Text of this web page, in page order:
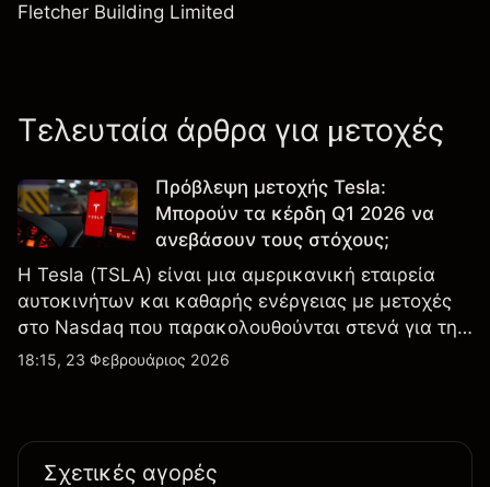
Fletcher Building Limited
Τελευταία άρθρα για μετοχές
Πρόβλεψη μετοχής Tesla:
Μπορούν τα κέρδη Q1 2026 να
ανεβάσουν τους στόχους;
Η Tesla (TSLA) είναι μια αμερικανική εταιρεία
αυτοκινήτων και καθαρής ενέργειας με μετοχές
στο Nasdaq που παρακολουθούνται στενά για την
απόδοση κερδών, τα δεδομένα παραδόσεων και
18:15, 23 Φεβρουάριος 2026
Σχετικές αγορές